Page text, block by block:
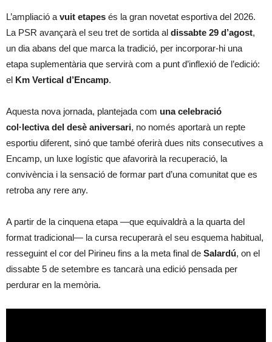
L’ampliació a vuit etapes és la gran novetat esportiva del 2026.
La PSR avançarà el seu tret de sortida al dissabte 29 d’agost,
un dia abans del que marca la tradició, per incorporar-hi una
etapa suplementària que servirà com a punt d’inflexió de l’edició:
el Km Vertical d’Encamp.
Aquesta nova jornada, plantejada com una celebració
col·lectiva del desè aniversari, no només aportarà un repte
esportiu diferent, sinó que també oferirà dues nits consecutives a
Encamp, un luxe logístic que afavorirà la recuperació, la
convivència i la sensació de formar part d’una comunitat que es
retroba any rere any.
A partir de la cinquena etapa —que equivaldrà a la quarta del
format tradicional— la cursa recuperarà el seu esquema habitual,
resseguint el cor del Pirineu fins a la meta final de Salardú, on el
dissabte 5 de setembre es tancarà una edició pensada per
perdurar en la memòria.